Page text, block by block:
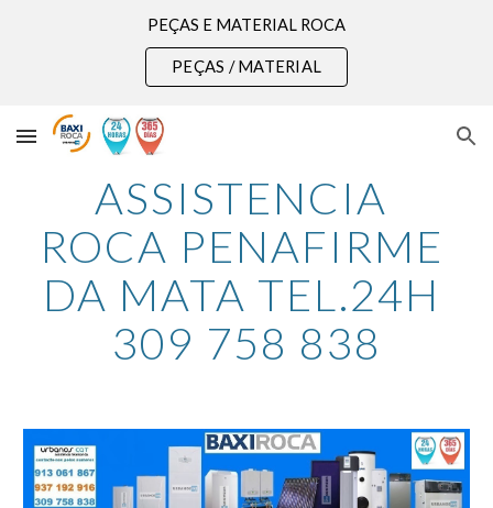
Skip to main content
PEÇAS E MATERIAL ROCA
PEÇAS / MATERIAL
ASSISTENCIA
ROCA PENAFIRME
DA MATA TEL.24H
309 758 838